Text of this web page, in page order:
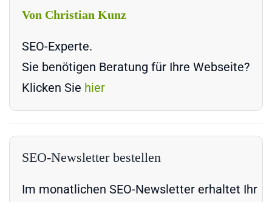
Von Christian Kunz
SEO-Experte.
Sie benötigen Beratung für Ihre Webseite?
Klicken Sie hier
SEO-Newsletter bestellen
Im monatlichen SEO-Newsletter erhaltet Ihr